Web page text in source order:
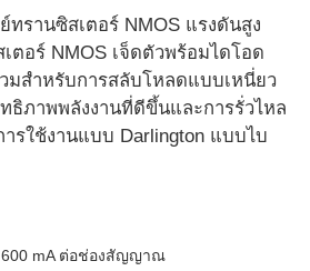
ทรานซิสเตอร์ NMOS แรงดันสูง
ตอร์ NMOS เจ็ดตัวพร้อมไดโอด
สำหรับการสลับโหลดแบบเหนี่ยว
ภาพพลังงานที่ดีขึ้นและการรั่วไหล
รใช้งานแบบ Darlington แบบไบ
mA ต่อช่องสัญญาณ